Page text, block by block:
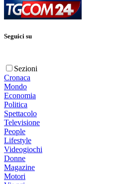
Seguici su
Sezioni
Cronaca
Mondo
Economia
Politica
Spettacolo
Televisione
People
Lifestyle
Videogiochi
Donne
Magazine
Motori